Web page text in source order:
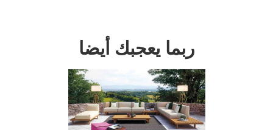
ربما يعجبك أيضا